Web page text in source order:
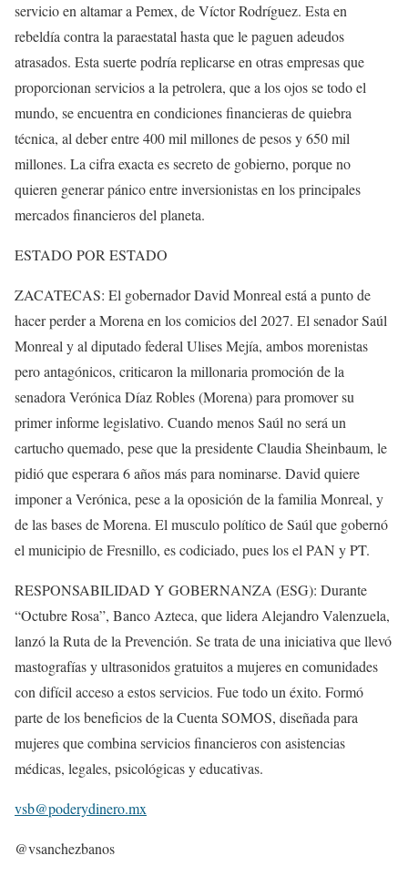
servicio en altamar a Pemex, de Víctor Rodríguez. Esta en
rebeldía contra la paraestatal hasta que le paguen adeudos
atrasados. Esta suerte podría replicarse en otras empresas que
proporcionan servicios a la petrolera, que a los ojos se todo el
mundo, se encuentra en condiciones financieras de quiebra
técnica, al deber entre 400 mil millones de pesos y 650 mil
millones. La cifra exacta es secreto de gobierno, porque no
quieren generar pánico entre inversionistas en los principales
mercados financieros del planeta.
ESTADO POR ESTADO
ZACATECAS: El gobernador David Monreal está a punto de
hacer perder a Morena en los comicios del 2027. El senador Saúl
Monreal y al diputado federal Ulises Mejía, ambos morenistas
pero antagónicos, criticaron la millonaria promoción de la
senadora Verónica Díaz Robles (Morena) para promover su
primer informe legislativo. Cuando menos Saúl no será un
cartucho quemado, pese que la presidente Claudia Sheinbaum, le
pidió que esperara 6 años más para nominarse. David quiere
imponer a Verónica, pese a la oposición de la familia Monreal, y
de las bases de Morena. El musculo político de Saúl que gobernó
el municipio de Fresnillo, es codiciado, pues los el PAN y PT.
RESPONSABILIDAD Y GOBERNANZA (ESG): Durante
“Octubre Rosa”, Banco Azteca, que lidera Alejandro Valenzuela,
lanzó la Ruta de la Prevención. Se trata de una iniciativa que llevó
mastografías y ultrasonidos gratuitos a mujeres en comunidades
con difícil acceso a estos servicios. Fue todo un éxito. Formó
parte de los beneficios de la Cuenta SOMOS, diseñada para
mujeres que combina servicios financieros con asistencias
médicas, legales, psicológicas y educativas.
vsb@poderydinero.mx
@vsanchezbanos